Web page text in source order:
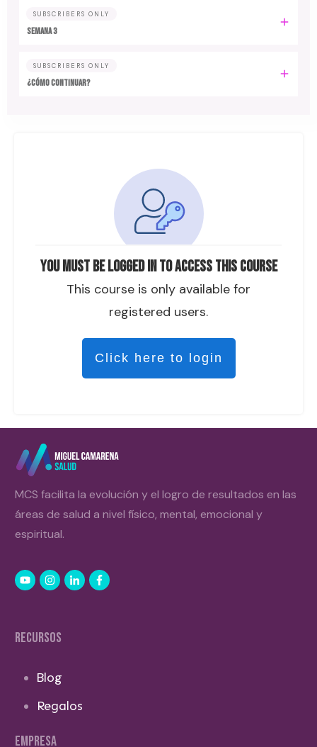
You must be logged in to access this course
This course is only available for
registered users.
Click here to login
SUBSCRIBERS ONLY
Semana 3
SUBSCRIBERS ONLY
¿Cómo continuar?
MCS facilita la evolución y el logro de resultados en las
áreas de salud a nivel físico, mental, emocional y
espiritual.
RECURSOS
Blog
Regalos
EMPRESA